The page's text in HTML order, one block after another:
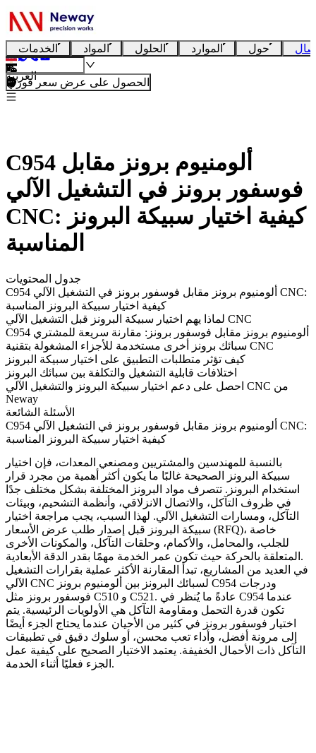
الخدمات المواد الحلول الموارد حول
العربية
الحصول على عرض سعر فوري
C954 ألومنيوم برونز مقابل
فوسفور برونز في التشغيل الآلي
CNC: كيفية اختيار سبيكة البرونز
المناسبة
جدول المحتويات
C954 ألومنيوم برونز مقابل فوسفور برونز في التشغيل الآلي CNC:
كيفية اختيار سبيكة البرونز المناسبة
لماذا يهم اختيار سبيكة البرونز قبل التشغيل الآلي CNC
C954 ألومنيوم برونز مقابل فوسفور برونز: مقارنة سريعة للمشتري
سبائك برونز أخرى مستخدمة للأجزاء المشغولة بتقنية CNC
كيف تؤثر متطلبات التطبيق على اختيار سبيكة البرونز
اختلافات قابلية التشغيل والتكلفة بين سبائك البرونز
احصل على دعم اختيار سبيكة البرونز والتشغيل الآلي CNC من
Neway
الأسئلة الشائعة
C954 ألومنيوم برونز مقابل فوسفور برونز في التشغيل الآلي CNC:
كيفية اختيار سبيكة البرونز المناسبة
بالنسبة للمهندسين والمشتريين ومصنعي المعدات، فإن اختيار
سبيكة البرونز الصحيحة غالبًا ما يكون أكثر أهمية من مجرد قرار
استخدام البرونز. تتصرف مواد البرونز المختلفة بشكل مختلف جدًا
في ظروف التآكل، والاتصال الانزلاقي، وأنظمة التشحيم، وبيئات
التآكل، ومسارات التشغيل الآلي. لهذا السبب، يجب مراجعة اختيار
سبيكة البرونز قبل إصدار طلب عرض الأسعار (RFQ)، خاصة
للجلب، والمحامل، والأكمام، وحلقات التآكل، والمكونات الأخرى
المتعلقة بالحركة حيث تكون عمر الخدمة مهمًا بقدر الدقة الأبعادية.
في العديد من المشاريع، تبدأ المقارنة الأكثر عملية بقرارات التشغيل
الآلي CNC لسبائك البرونز بين ألومنيوم برونز C954 ودرجات
فوسفور برونز مثل C510 و C521. عادةً ما يُنظر في C954 عندما
تكون قدرة التحمل ومقاومة التآكل هي الأولويات الرئيسية. يتم
اختيار فوسفور برونز في كثير من الأحيان عندما يحتاج الجزء أيضًا
إلى مرونة أفضل، وأداء تعب محسن، أو سلوك دقيق في تطبيقات
التآكل ذات الأحمال الخفيفة. يعتمد الاختيار الصحيح على كيفية عمل
الجزء فعليًا أثناء الخدمة.